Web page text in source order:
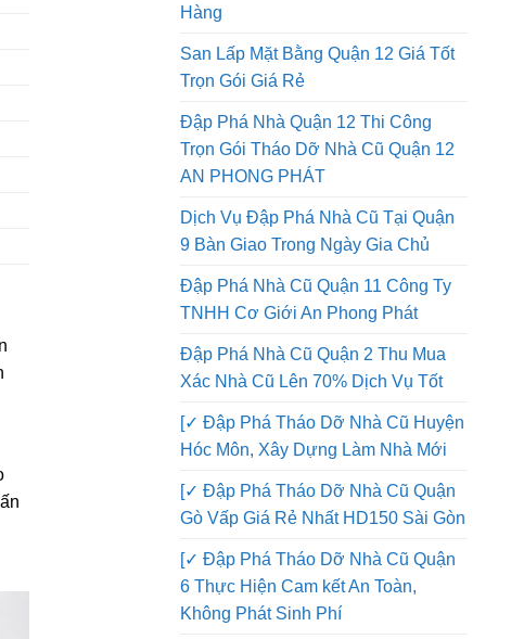
San Lấp Mặt Bằng Huyện Hóc Môn
Giá Tốt Yêu Theo Yêu Cầu. Khác
Hàng
San Lấp Mặt Bằng Quận 12 Giá Tốt
Trọn Gói Giá Rẻ
Đập Phá Nhà Quận 12 Thi Công
Trọn Gói Tháo Dỡ Nhà Cũ Quận 12
AN PHONG PHÁT
Dịch Vụ Đập Phá Nhà Cũ Tại Quận
9 Bàn Giao Trong Ngày Gia Chủ
Đập Phá Nhà Cũ Quận 11 Công Ty
TNHH Cơ Giới An Phong Phát
Đập Phá Nhà Cũ Quận 2 Thu Mua
Xác Nhà Cũ Lên 70% Dịch Vụ Tốt
[✓ Đập Phá Tháo Dỡ Nhà Cũ Huyện
Hóc Môn, Xây Dựng Làm Nhà Mới
[✓ Đập Phá Tháo Dỡ Nhà Cũ Quận
Gò Vấp Giá Rẻ Nhất HD150 Sài Gòn
[✓ Đập Phá Tháo Dỡ Nhà Cũ Quận